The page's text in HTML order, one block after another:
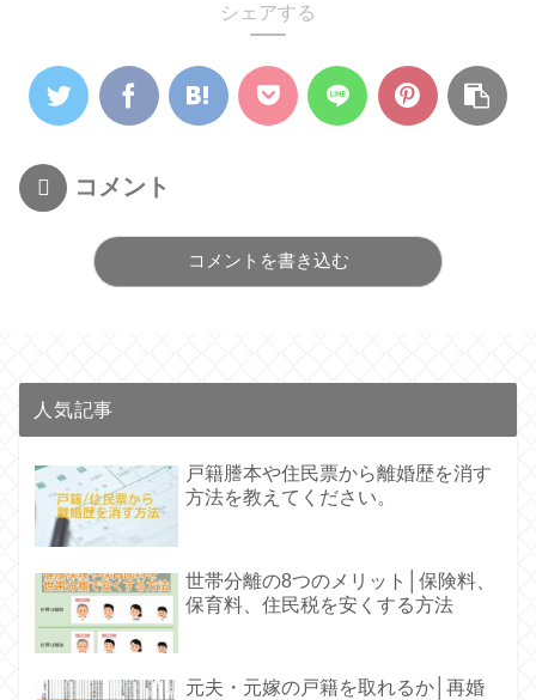
シェアする
コメント
コメントを書き込む
人気記事
戸籍謄本や住民票から離婚歴を消す
方法を教えてください。
世帯分離の8つのメリット│保険料、
保育料、住民税を安くする方法
元夫・元嫁の戸籍を取れるか│再婚